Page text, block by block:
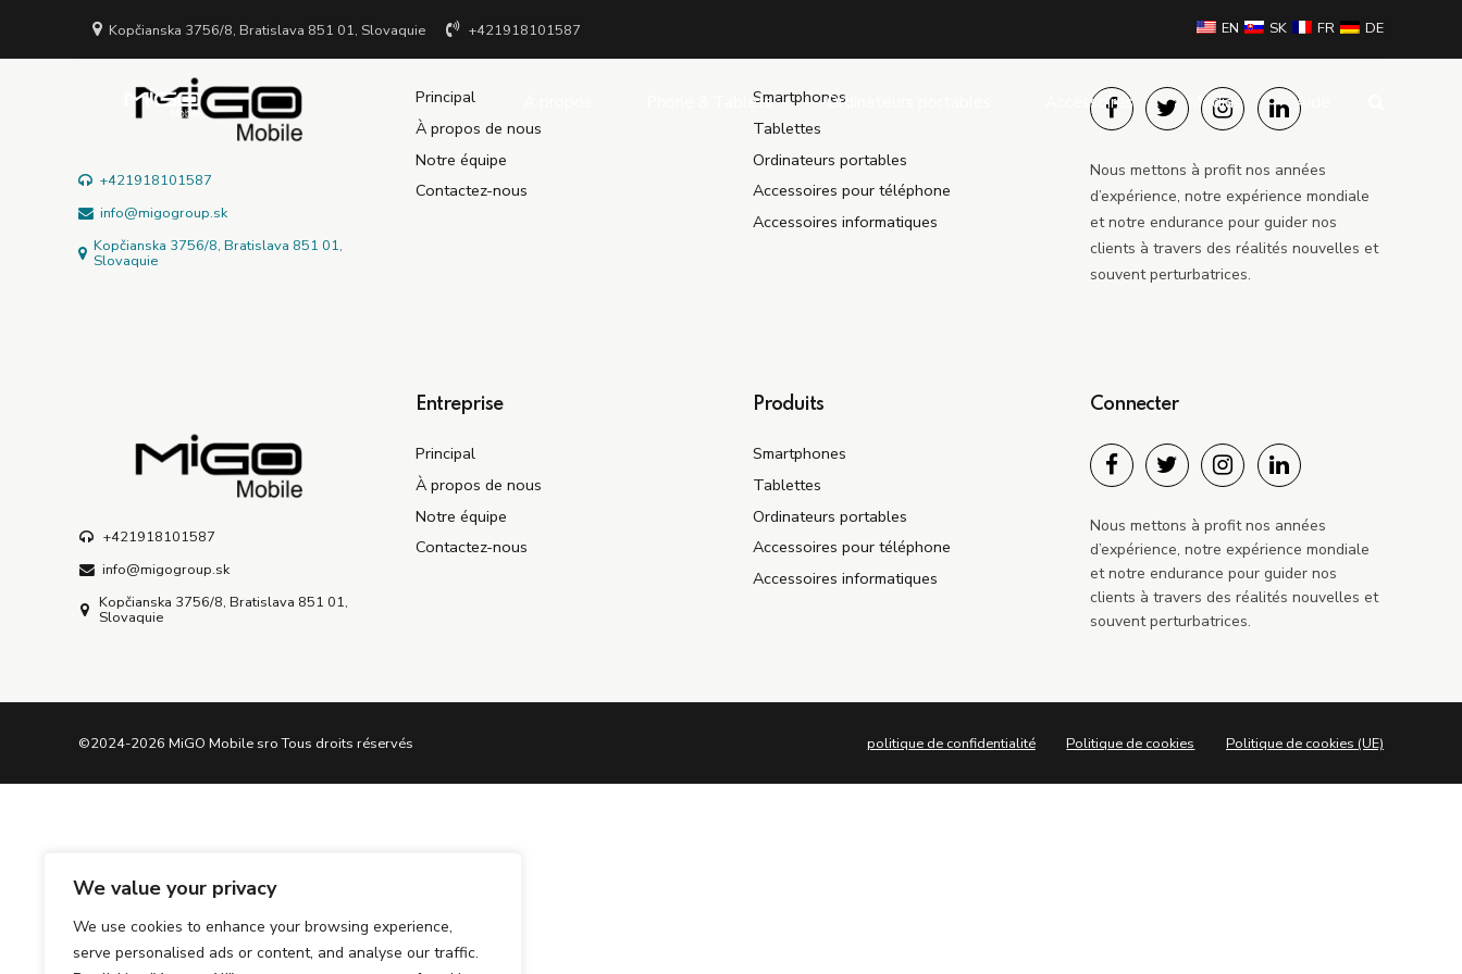
We value your privacy
We use cookies to enhance your browsing experience,
serve personalised ads or content, and analyse our traffic.
Kopčianska 3756/8, Bratislava 851 01, Slovaquie +421918101587 EN SK FR DE
Phone & Tablets Ordinateurs portables Accessoires
Montres intelligentes
Écouteurs et casques
Souris
Banque d'alimentation
Médias Aide
+421918101587
info@migogroup.sk
Kopčianska 3756/8, Bratislava 851 01,
Slovaquie
Principal
À propos de nous
Notre équipe
Contactez-nous
Smartphones
Tablettes
Ordinateurs portables
Accessoires pour téléphone
Accessoires informatiques
Nous mettons à profit nos années
d’expérience, notre expérience mondiale
et notre endurance pour guider nos
clients à travers des réalités nouvelles et
souvent perturbatrices.
+421918101587
info@migogroup.sk
Kopčianska 3756/8, Bratislava 851 01,
Slovaquie
Entreprise
Principal
À propos de nous
Notre équipe
Contactez-nous
Produits
Smartphones
Tablettes
Ordinateurs portables
Accessoires pour téléphone
Accessoires informatiques
Connecter
Nous mettons à profit nos années
d’expérience, notre expérience mondiale
et notre endurance pour guider nos
clients à travers des réalités nouvelles et
souvent perturbatrices.
©2024-2026 MiGO Mobile sro Tous droits réservés politique de confidentialité Politique de cookies Politique de cookies (UE)